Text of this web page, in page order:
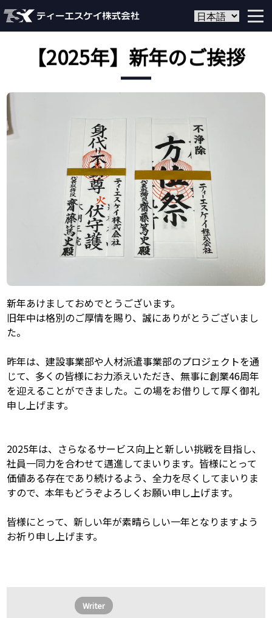
【2025年】新年のご挨拶
新年あけましておめでとうございます。
旧年中は格別のご厚情を賜り、誠にありがとうございまし
た。
昨年は、建設事業部や人材派遣事業部のプロジェクトを通
じて、多くの皆様にお力添えいただき、無事に創業46周年
を迎えることができました。この場をお借りして厚く御礼
申し上げます。
2025年は、さらなるサービス向上と新しい挑戦を目指し、
社員一同力を合わせて邁進してまいります。皆様にとって
価値ある存在であり続けるよう、全力を尽くしてまいりま
すので、本年もどうぞよろしくお願い申し上げます。
皆様にとって、新しい年が素晴らしい一年となりますよう
お祈り申し上げます。
Writer